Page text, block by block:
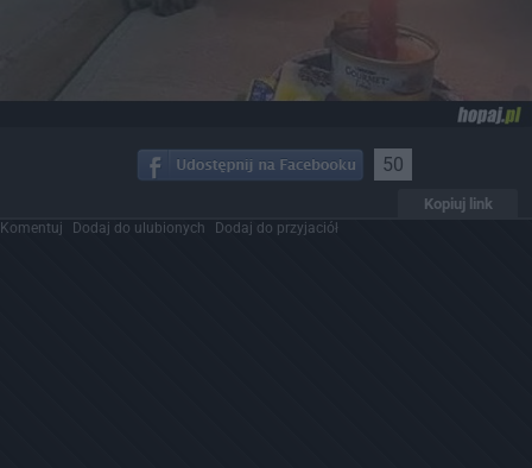
50
Kopiuj link
Komentuj Dodaj do ulubionych Dodaj do przyjaciół